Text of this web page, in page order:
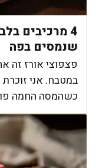
4 מרכיבים
שנמסים בפה
פצפוצי אורז זה
במטבח. אני
כשהמסה החמה